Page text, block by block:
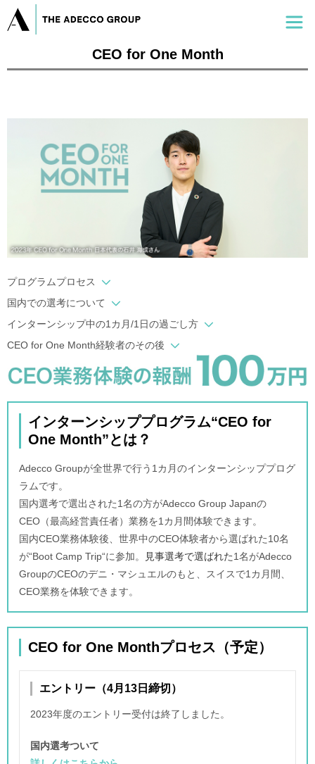
CEO for One Month
プログラムプロセス
国内での選考について
インターンシップ中の1カ月/1日の過ごし方
CEO for One Month経験者のその後
インターンシッププログラム“CEO for
One Month”とは？
Adecco Groupが全世界で行う1カ月のインターンシッププログ
ラムです。
国内選考で選出された1名の方がAdecco Group Japanの
CEO（最高経営責任者）業務を1カ月間体験できます。
国内CEO業務体験後、世界中のCEO体験者から選ばれた10名
が“Boot Camp Trip“に参加。
見事選考で選ばれた1名がAdecco
GroupのCEOのデニ・マシュエルのもと、スイスで1カ月間、
CEO業務を体験できます。
CEO for One Monthプロセス（予定）
エントリー（4月13日締切）
2023年度のエントリー受付は終了しました。
国内選考ついて